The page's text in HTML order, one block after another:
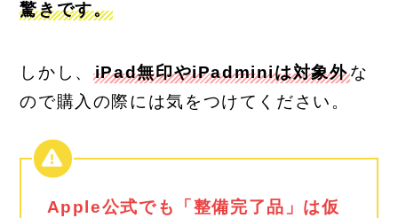
驚きです。
しかし、 iPad無印やiPadminiは対象外な
ので購入の際には気をつけてください。
Apple公式でも「整備完了品」は仮